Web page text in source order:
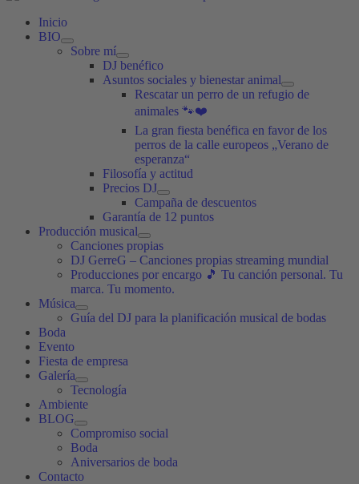
Inicio
BIO
Sobre mí
DJ benéfico
Asuntos sociales y bienestar animal
Rescatar un perro de un refugio de
animales 🐾❤️
La gran fiesta benéfica en favor de los
perros de la calle europeos „Verano de
esperanza“
Filosofía y actitud
Precios DJ
Campaña de descuentos
Garantía de 12 puntos
Producción musical
Canciones propias
DJ GerreG – Canciones propias streaming mundial
Producciones por encargo 🎵 Tu canción personal. Tu
marca. Tu momento.
Música
Guía del DJ para la planificación musical de bodas
Boda
Evento
Fiesta de empresa
Galería
Tecnología
Ambiente
BLOG
Compromiso social
Boda
Aniversarios de boda
Contacto